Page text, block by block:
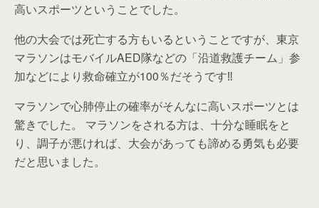
高いスポーツということでした。
他の大会では死亡する方もいるということですが、東京
マラソンはモバイルAED隊などの「沿道救護チーム」参
加などにより救命確立が100％だそうです‼
マラソンで心肺停止の確率がそんなに高いスポーツとは
驚きでした。 マラソンをされる方は、十分な睡眠をと
り、調子が悪ければ、大会があっても諦める勇気も必要
だと思いました。